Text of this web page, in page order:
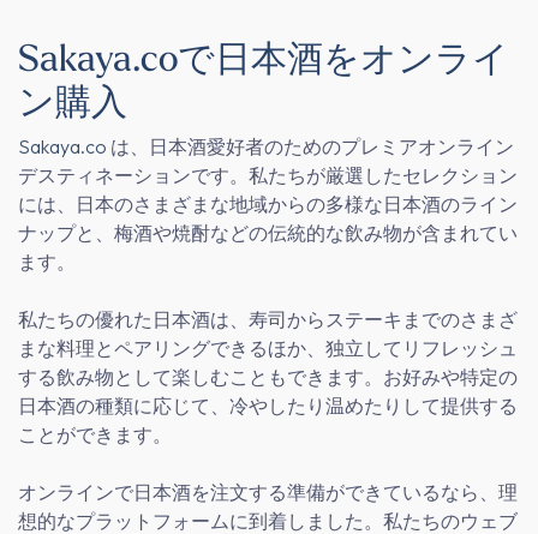
Sakaya.coで日本酒をオンライ
ン購入
Sakaya.co は、日本酒愛好者のためのプレミアオンライン
デスティネーションです。私たちが厳選したセレクション
には、日本のさまざまな地域からの多様な日本酒のライン
ナップと、梅酒や焼酎などの伝統的な飲み物が含まれてい
ます。
私たちの優れた日本酒は、寿司からステーキまでのさまざ
まな料理とペアリングできるほか、独立してリフレッシュ
する飲み物として楽しむこともできます。お好みや特定の
日本酒の種類に応じて、冷やしたり温めたりして提供する
ことができます。
オンラインで日本酒を注文する準備ができているなら、理
想的なプラットフォームに到着しました。私たちのウェブ